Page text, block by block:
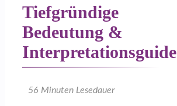
Tiefgründige
Bedeutung &
Interpretationsguide
56 Minuten Lesedauer